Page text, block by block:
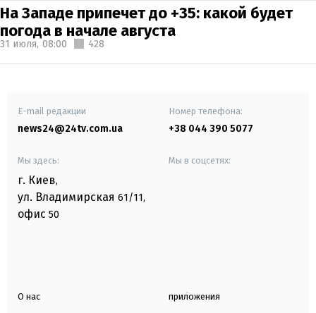
На Западе припечет до +35: какой будет
погода в начале августа
31 июля, 08:00 428
E-mail редакции
news24@24tv.com.ua
Номер телефона:
+38 044 390 5077
Мы здесь:
г. Киев,
ул. Владимирская 61/11,
офис 50
Мы в соцсетях:
О нас приложения